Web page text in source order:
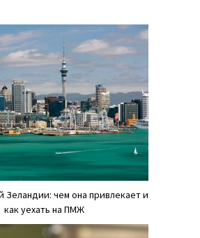
Зеландии: чем она привлекает и
как уехать на ПМЖ